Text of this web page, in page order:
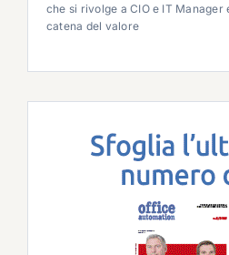
che si rivolge a CIO e IT Manager
catena del valore